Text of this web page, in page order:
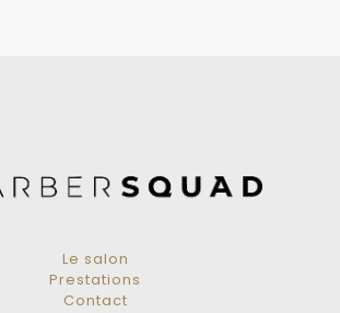
Le salon
Prestations
Contact